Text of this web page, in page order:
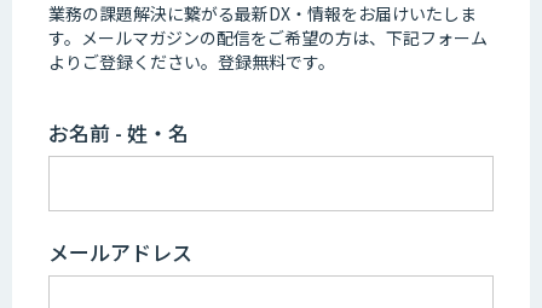
業務の課題解決に繋がる最新DX・情報をお届けいたしま
す。 メールマガジンの配信をご希望の方は、下記フォーム
よりご登録ください。登録無料です。
お名前 - 姓・名
メールアドレス